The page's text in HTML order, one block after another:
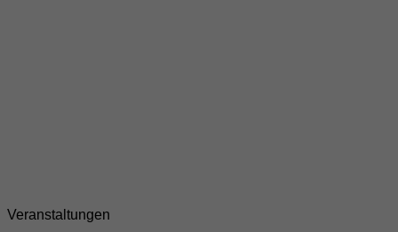
Veranstaltungen